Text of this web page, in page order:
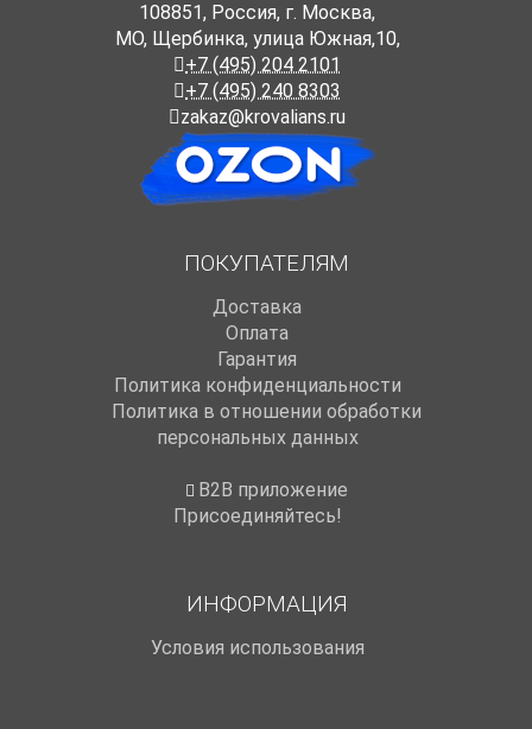
108851, Россия, г. Москва,
МО, Щербинка, улица Южная,10,
+7 (495) 204 2101
+7 (495) 240 8303
zakaz@krovalians.ru
ПОКУПАТЕЛЯМ
Доставка
Оплата
Гарантия
Политика конфиденциальности
Политика в отношении обработки
персональных данных
B2B приложение
Присоединяйтесь!
ИНФОРМАЦИЯ
Условия использования